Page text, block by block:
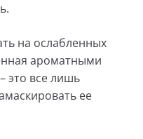
на ослабленных
ароматными
это все лишь
ее